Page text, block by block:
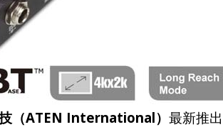
（ATEN International） 最新推出